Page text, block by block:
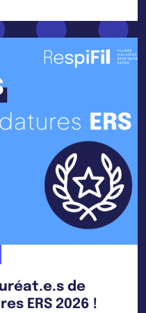
de
ERS 2026 !